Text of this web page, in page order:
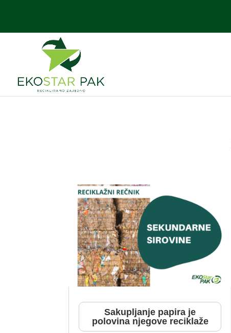
Sakupljanje papira je
polovina njegove reciklaže